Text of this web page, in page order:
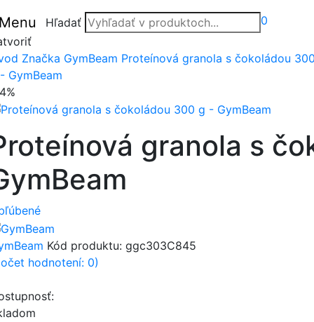
Hľadať 0
Značka GymBeam Proteínová granola s čokoládou
GymBeam
granola s
Kód produktu: ggc303C845
hodnotení: 0)